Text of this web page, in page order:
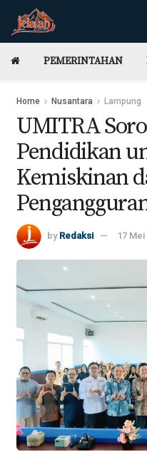
PEMERINTAHAN
Home Nusantara Lampung
UMITRA
Pendidikan
Kemiskinan
by Redaksi 17 Mei